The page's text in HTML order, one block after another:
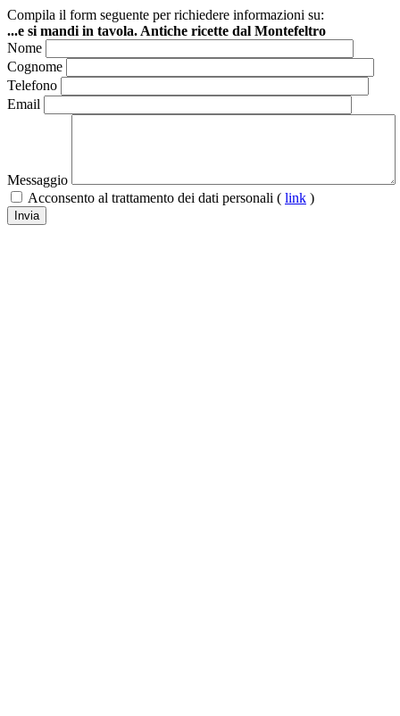
Compila il form seguente per richiedere informazioni su:
...e si mandi in tavola. Antiche ricette dal Montefeltro
Nome
Cognome
Telefono
Email
Messaggio
Acconsento al trattamento dei dati personali ( link )
Invia